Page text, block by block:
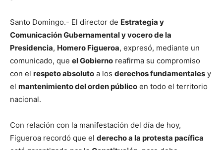
Santo Domingo.- El director de Estrategia y
Comunicación Gubernamental y vocero de la
Presidencia, Homero Figueroa, expresó, mediante un
comunicado, que el Gobierno reafirma su compromiso
con el respeto absoluto a los derechos fundamentales y
el mantenimiento del orden público en todo el territorio
nacional.
Con relación con la manifestación del día de hoy,
Figueroa recordó que el derecho a la protesta pacífica